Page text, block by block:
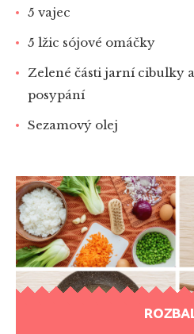
5 vajec
5 lžic sójové omáčky
Zelené části jarní cibulky
posypání
Sezamový olej